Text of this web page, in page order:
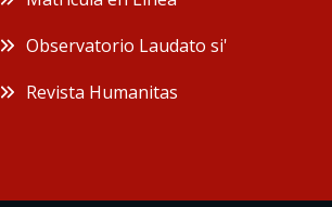
Observatorio Laudato si'
Revista Humanitas